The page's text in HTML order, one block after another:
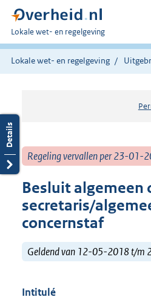
U
bent
hier:
Lokale wet- en regelgeving
Lokale wet- en regelgeving
Regeling vervallen per 23-01-
Besluit algemeen
secretaris/
concernstaf
Geldend van 12-05-2018 t/m
Intitulé